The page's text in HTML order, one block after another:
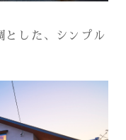
とした、シンプル